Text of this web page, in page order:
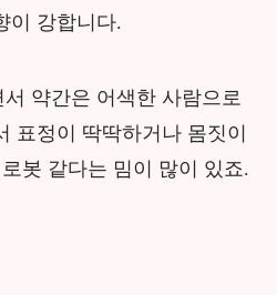
이 강합니다.
약간은 어색한 사람으로
표정이 딱딱하거나 몸짓이
봇 같다는 밈이 많이 있죠.